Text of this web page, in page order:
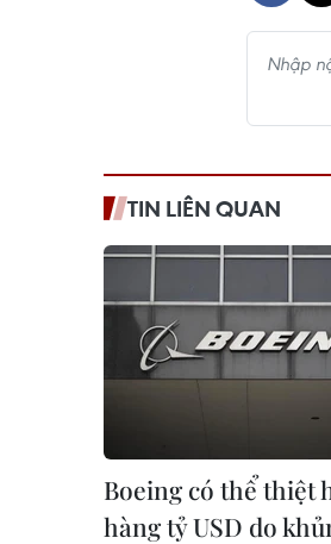
TIN LIÊN QUAN
Boeing có thể thiệt
hàng tỷ USD do